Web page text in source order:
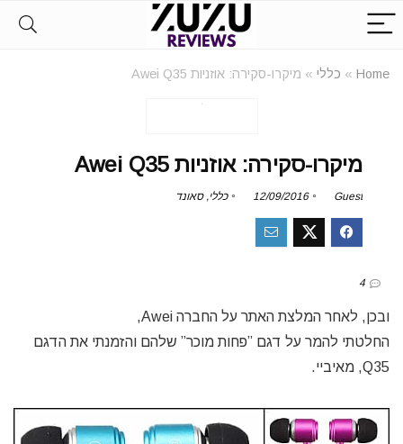
Home
» כללי » מיקרו-סקירה: אוזניות Awei Q35
מיקרו-סקירה: אוזניות Awei Q35
Guest
12/09/2016 כללי,סאונד
4
ובכן, לאחר המלצת האתר על החברה Awei,
החלטתי להמר על דגם ”פחות מוכר” שלהם והזמנתי את הדגם
Q35, מאיביי.